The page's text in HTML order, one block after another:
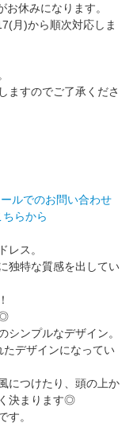
休みになります。
月)から順次対応しま
ますのでご了承くださ
ールでのお問い合わせ
らから
レス。
独特な質感を出してい
◎
シンプルなデザイン。
デザインになってい
につけたり、頭の上か
決まります◎
す。